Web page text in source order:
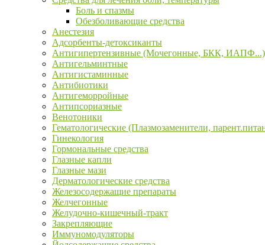
Боль и спазмы
Обезболивающие средства
Анестезия
Адсорбенты-детоксиканты
Антигипертензивные (Мочегонные, БКК, ИАПФ...)
Антигельминтные
Антигистаминные
Антибиотики
Антигеморройные
Антипсориазные
Венотоники
Гематологические (Плазмозаменители,
Гинекология
Гормональные средства
Глазные капли
Глазные мази
Дерматологические средства
Железосодержащие препараты
Желчегонные
Желудочно-кишечный-тракт
Закрепляющие
Иммуномодуляторы